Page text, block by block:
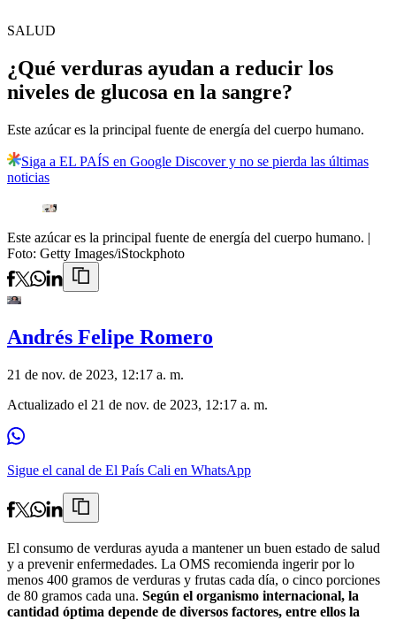
SALUD
¿Qué verduras ayudan a reducir los
niveles de glucosa en la sangre?
Este azúcar es la principal fuente de energía del cuerpo humano.
Siga a EL PAÍS en Google Discover y no se pierda las últimas
noticias
Este azúcar es la principal fuente de energía del cuerpo humano. |
Foto: Getty Images/iStockphoto
Andrés Felipe Romero
21 de nov. de 2023, 12:17 a. m.
Actualizado el 21 de nov. de 2023, 12:17 a. m.
Sigue el canal de El País Cali en WhatsApp
El consumo de verduras ayuda a mantener un buen estado de salud
y a prevenir enfermedades. La OMS recomienda ingerir por lo
menos 400 gramos de verduras y frutas cada día, o cinco porciones
de 80 gramos cada una. Según el organismo internacional, la
cantidad óptima depende de diversos factores, entre ellos la